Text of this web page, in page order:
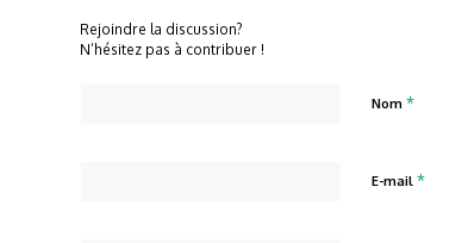
Rejoindre la discussion?
N’hésitez pas à contribuer !
Nom *
E-mail *